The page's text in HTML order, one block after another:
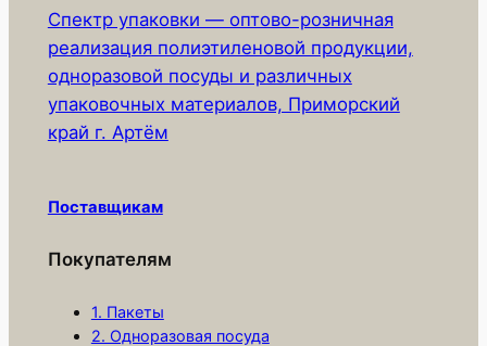
т
в
о
т
о
р
а
Спектр упаковки — оптово-розничная
реализация полиэтиленовой продукции,
одноразовой посуды и различных
упаковочных материалов, Приморский
край г. Артём
Поставщикам
Покупателям
1. Пакеты
2. Одноразовая посуда